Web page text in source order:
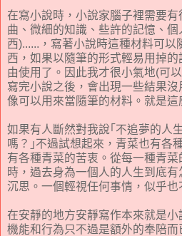
在寫小說時，小說家腦子裡需要
曲、微細的知識、些許的記憶、
西)......，寫著小說時這種材料可以
西，如果以隨筆的形式輕易用掉
由使用了。因此我才很小氣地(可
寫完小說之後，會出現一些結果
像可以用來當隨筆的材料。就是這
如果有人斷然對我說｢不追夢的人
嗎？｣不過試想起來，青菜也有各
有各種青菜的苦衷。從每一種青
時，過去身為一個人的人生到底
沉思。一個輕視任何事情，似乎也
在安靜的地方安靜寫作本來就是
機能和行為只不過是額外的奉陪